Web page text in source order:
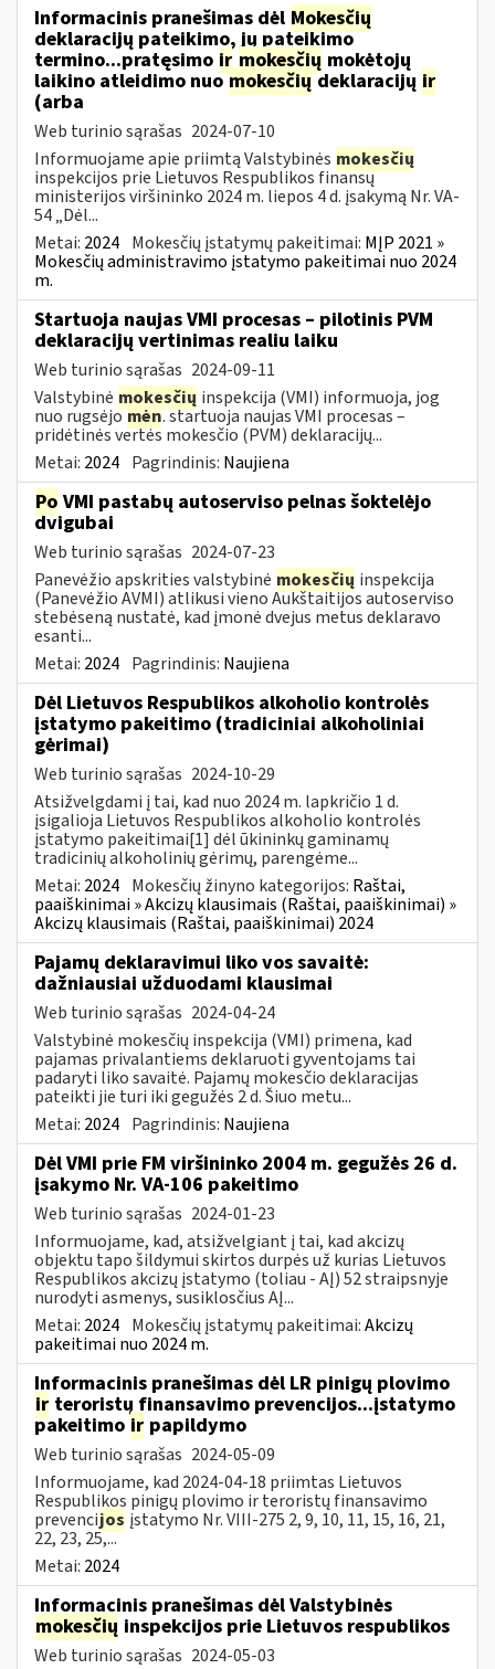
Informacinis pranešimas dėl Mokesčių
deklaracijų pateikimo, jų pateikimo
termino...pratęsimo ir mokesčių mokėtojų
laikino atleidimo nuomokesčiųdeklaracijų ir
(arba
Web turinio sąrašas 2024-07-10
Informuojame apie priimtą Valstybinės mokesčių
inspekcijos prie Lietuvos Respublikos finansų
ministerijos viršininko 2024 m. liepos 4 d. įsakymą Nr. VA-
54 „Dėl...
Metai: 2024 Mokesčių įstatymų pakeitimai: MĮP 2021 »
Mokesčių administravimo įstatymo pakeitimai nuo 2024
m.
Startuoja naujas VMI procesas – pilotinis PVM
deklaracijų vertinimas realiu laiku
Web turinio sąrašas 2024-09-11
Valstybinė mokesčių inspekcija (VMI) informuoja, jog
nuo rugsėjomėn. startuoja naujas VMI procesas –
pridėtinės vertės mokesčio (PVM) deklaracijų...
Metai: 2024 Pagrindinis: Naujiena
Po VMI pastabų autoserviso pelnas šoktelėjo
dvigubai
Web turinio sąrašas 2024-07-23
Panevėžio apskrities valstybinė mokesčių inspekcija
(Panevėžio AVMI) atlikusi vieno Aukštaitijos autoserviso
stebėseną nustatė, kad įmonė dvejus metus deklaravo
esanti...
Metai: 2024 Pagrindinis: Naujiena
Dėl Lietuvos Respublikos alkoholio kontrolės
įstatymo pakeitimo (tradiciniai alkoholiniai
gėrimai)
Web turinio sąrašas 2024-10-29
Atsižvelgdami į tai, kad nuo 2024 m. lapkričio 1 d.
įsigalioja Lietuvos Respublikos alkoholio kontrolės
įstatymo pakeitimai[1] dėl ūkininkų gaminamų
tradicinių alkoholinių gėrimų, parengėme...
Metai: 2024 Mokesčių žinyno kategorijos: Raštai,
paaiškinimai » Akcizų klausimais (Raštai, paaiškinimai) »
Akcizų klausimais (Raštai, paaiškinimai) 2024
Pajamų deklaravimui liko vos savaitė:
dažniausiai užduodami klausimai
Web turinio sąrašas 2024-04-24
Valstybinė mokesčių inspekcija (VMI) primena, kad
pajamas privalantiems deklaruoti gyventojams tai
padaryti liko savaitė. Pajamų mokesčio deklaracijas
pateikti jie turi iki gegužės 2 d. Šiuo metu...
Metai: 2024 Pagrindinis: Naujiena
Dėl VMI prie FM viršininko 2004 m. gegužės 26 d.
įsakymo Nr. VA-106 pakeitimo
Web turinio sąrašas 2024-01-23
Informuojame, kad, atsižvelgiant į tai, kad akcizų
objektu tapo šildymui skirtos durpės už kurias Lietuvos
Respublikos akcizų įstatymo (toliau - AĮ) 52 straipsnyje
nurodyti asmenys, susiklosčius AĮ...
Metai: 2024 Mokesčių įstatymų pakeitimai:Akcizų
pakeitimai nuo 2024 m.
Informacinis pranešimas dėl LR pinigų plovimo
ir teroristų finansavimo prevencijos...įstatymo
pakeitimo ir papildymo
Web turinio sąrašas 2024-05-09
Informuojame, kad 2024-04-18 priimtas Lietuvos
Respublikos pinigų plovimo ir teroristų finansavimo
prevencijos įstatymo Nr. VIII-275 2, 9, 10, 11, 15, 16, 21,
22, 23, 25,...
Metai: 2024
Informacinis pranešimas dėl Valstybinės
mokesčių inspekcijos prie Lietuvos respublikos
Web turinio sąrašas 2024-05-03